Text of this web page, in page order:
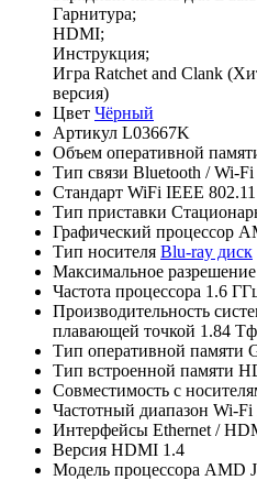
Гарнитура;
HDMI;
Инструкция;
Игра Ratchet and Clank
версия)
Цвет Чёрный
Артикул L03667K
Объем оперативной
Тип связи Bluetooth / Wi-Fi
Стандарт WiFi IEEE
Тип приставки
Графический процессор
Тип носителя Blu-ray диск
Максимальное разрешение
Частота процессора 1.6
Производительность
плавающей точкой 1.84
Тип оперативной памяти
Тип встроенной памяти
Совместимость с
Частотный диапазон Wi-Fi
Интерфейсы Ethernet /
Версия HDMI 1.4
Модель процессора AMD